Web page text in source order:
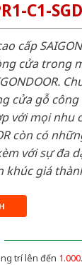
C1-SGD
cấp
cửa trong
cửa gỗ
với mọi nhu
còn có
với sự đa
khúc giá
trí lên đến